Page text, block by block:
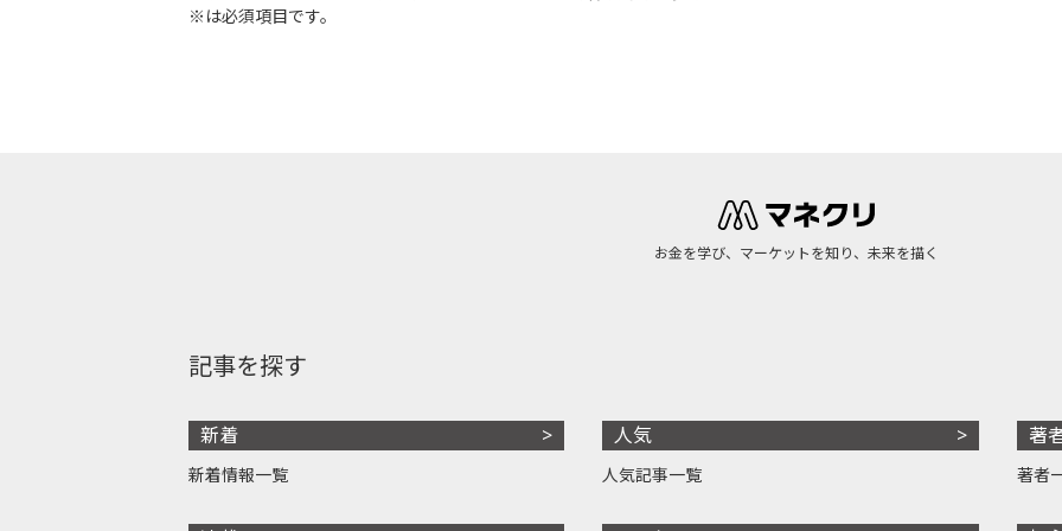
※は必須項目です。
お金を学び、マーケットを知り、未来を描く
記事を探す
新着
新着情報一覧
人気
人気記事一覧
著
著者